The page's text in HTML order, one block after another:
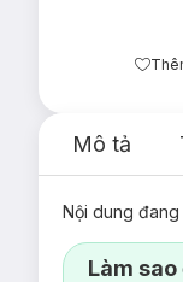
Mô tả
Nội dung
Làm